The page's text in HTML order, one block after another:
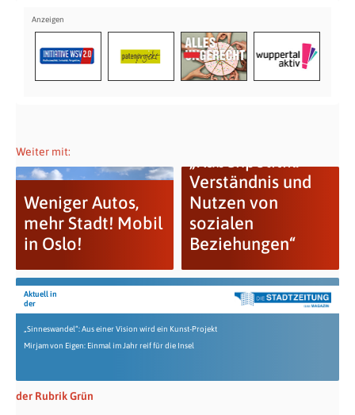
Weiter mit:
Weniger Autos,
mehr Stadt! Mobil
in Oslo!
Verständnis und
Nutzen von
sozialen
Beziehungen“
Aktuell in
der
„Sinneswandel“: Aus einer Vision wird ein Kunst-Projekt
Mirjam von Eigen: Einmal im Jahr reif für die Insel
der Rubrik Grün